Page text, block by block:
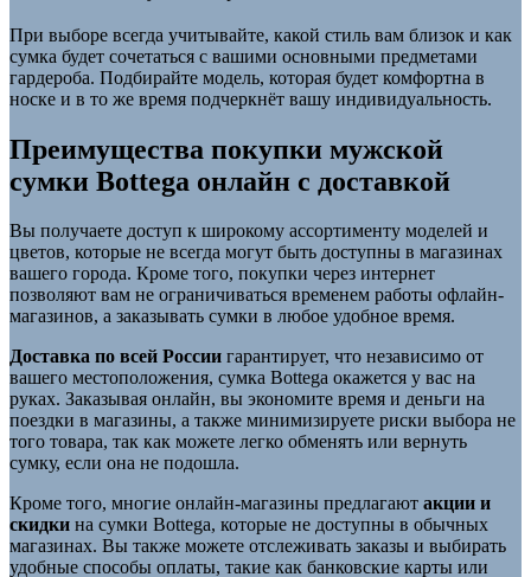
При выборе всегда учитывайте, какой стиль вам близок и как
сумка будет сочетаться с вашими основными предметами
гардероба. Подбирайте модель, которая будет комфортна в
носке и в то же время подчеркнёт вашу индивидуальность.
Преимущества покупки мужской
сумки Bottega онлайн с доставкой
Вы получаете доступ к широкому ассортименту моделей и
цветов, которые не всегда могут быть доступны в магазинах
вашего города. Кроме того, покупки через интернет
позволяют вам не ограничиваться временем работы офлайн-
магазинов, а заказывать сумки в любое удобное время.
Доставка по всей России гарантирует, что независимо от
вашего местоположения, сумка Bottega окажется у вас на
руках. Заказывая онлайн, вы экономите время и деньги на
поездки в магазины, а также минимизируете риски выбора не
того товара, так как можете легко обменять или вернуть
сумку, если она не подошла.
Кроме того, многие онлайн-магазины предлагают акции и
скидки на сумки Bottega, которые не доступны в обычных
магазинах. Вы также можете отслеживать заказы и выбирать
удобные способы оплаты, такие как банковские карты или